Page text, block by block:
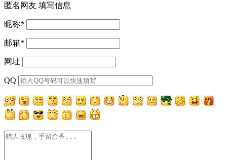
匿名网友 填写信息
昵称*
邮箱*
网址
QQ